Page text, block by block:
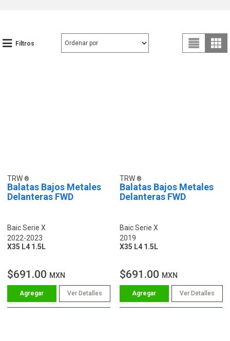
Filtros
TRW
Balatas Bajos Metales
Delanteras FWD
Baic Serie X
2022-2023
X35 L4 1.5L
$691.00 MXN
Ver Detalles
TRW
Balatas Bajos Metales
Delanteras FWD
Baic Serie X
2019
X35 L4 1.5L
$691.00 MXN
Ver Detalles